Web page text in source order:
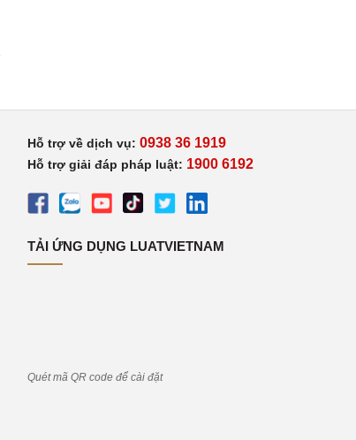
Hỗ trợ về dịch vụ: 0938 36 1919
Hỗ trợ giải đáp pháp luật: 1900 6192
TẢI ỨNG DỤNG LUATVIETNAM
Quét mã QR code để cài đặt